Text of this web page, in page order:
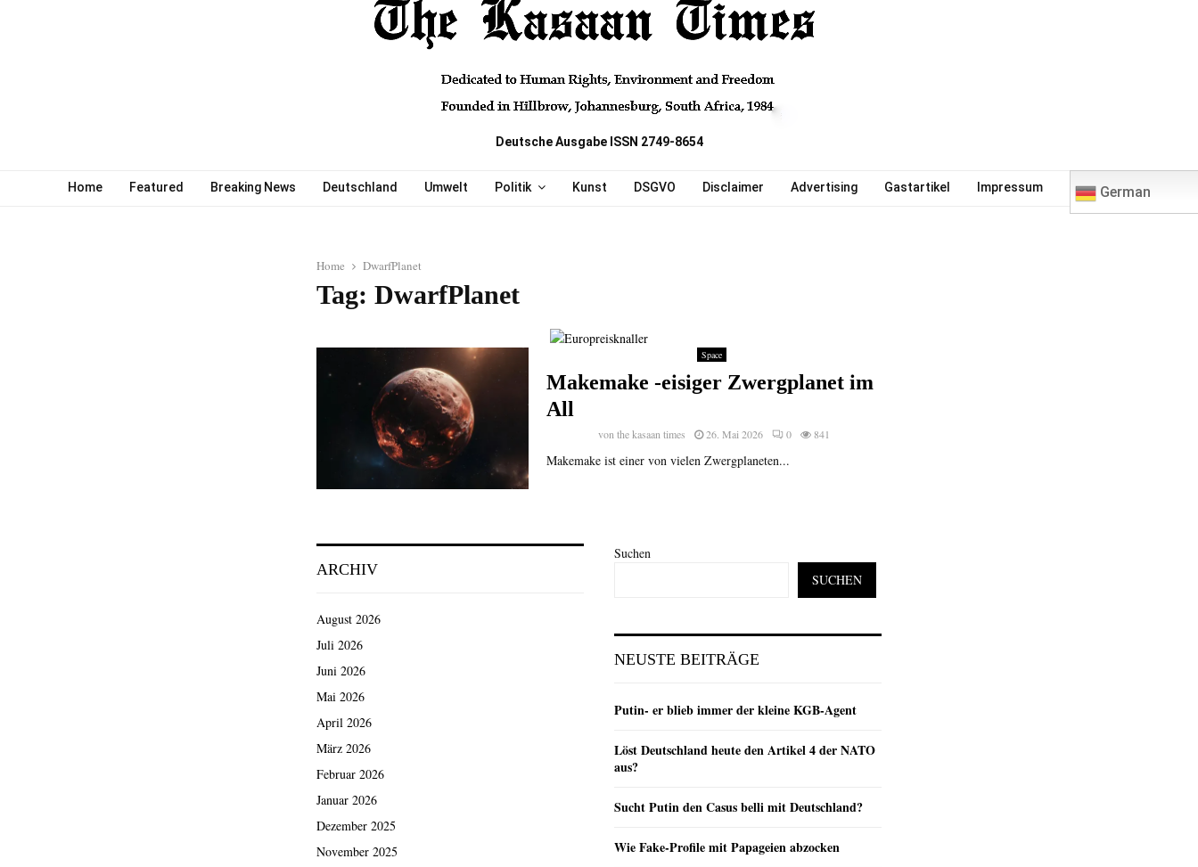
Deutsche Ausgabe ISSN 2749-8654
Home Featured Breaking News Deutschland Umwelt Politik Kunst DSGVO Disclaimer Advertising Gastartikel Impressum German
Home DwarfPlanet
Tag: DwarfPlanet
Space
Makemake -eisiger Zwergplanet im
All
vonthe kasaan times 26. Mai 2026 0 841
Makemake ist einer von vielen Zwergplaneten...
ARCHIV
August 2026
Juli 2026
Juni 2026
Mai 2026
April 2026
März 2026
Februar 2026
Januar 2026
Dezember 2025
November 2025
Suchen
SUCHEN
NEUSTE BEITRÄGE
Putin- er blieb immer der kleine KGB-Agent
Löst Deutschland heute den Artikel 4 der NATO
aus?
Sucht Putin den Casus belli mit Deutschland?
Wie Fake-Profile mit Papageien abzocken